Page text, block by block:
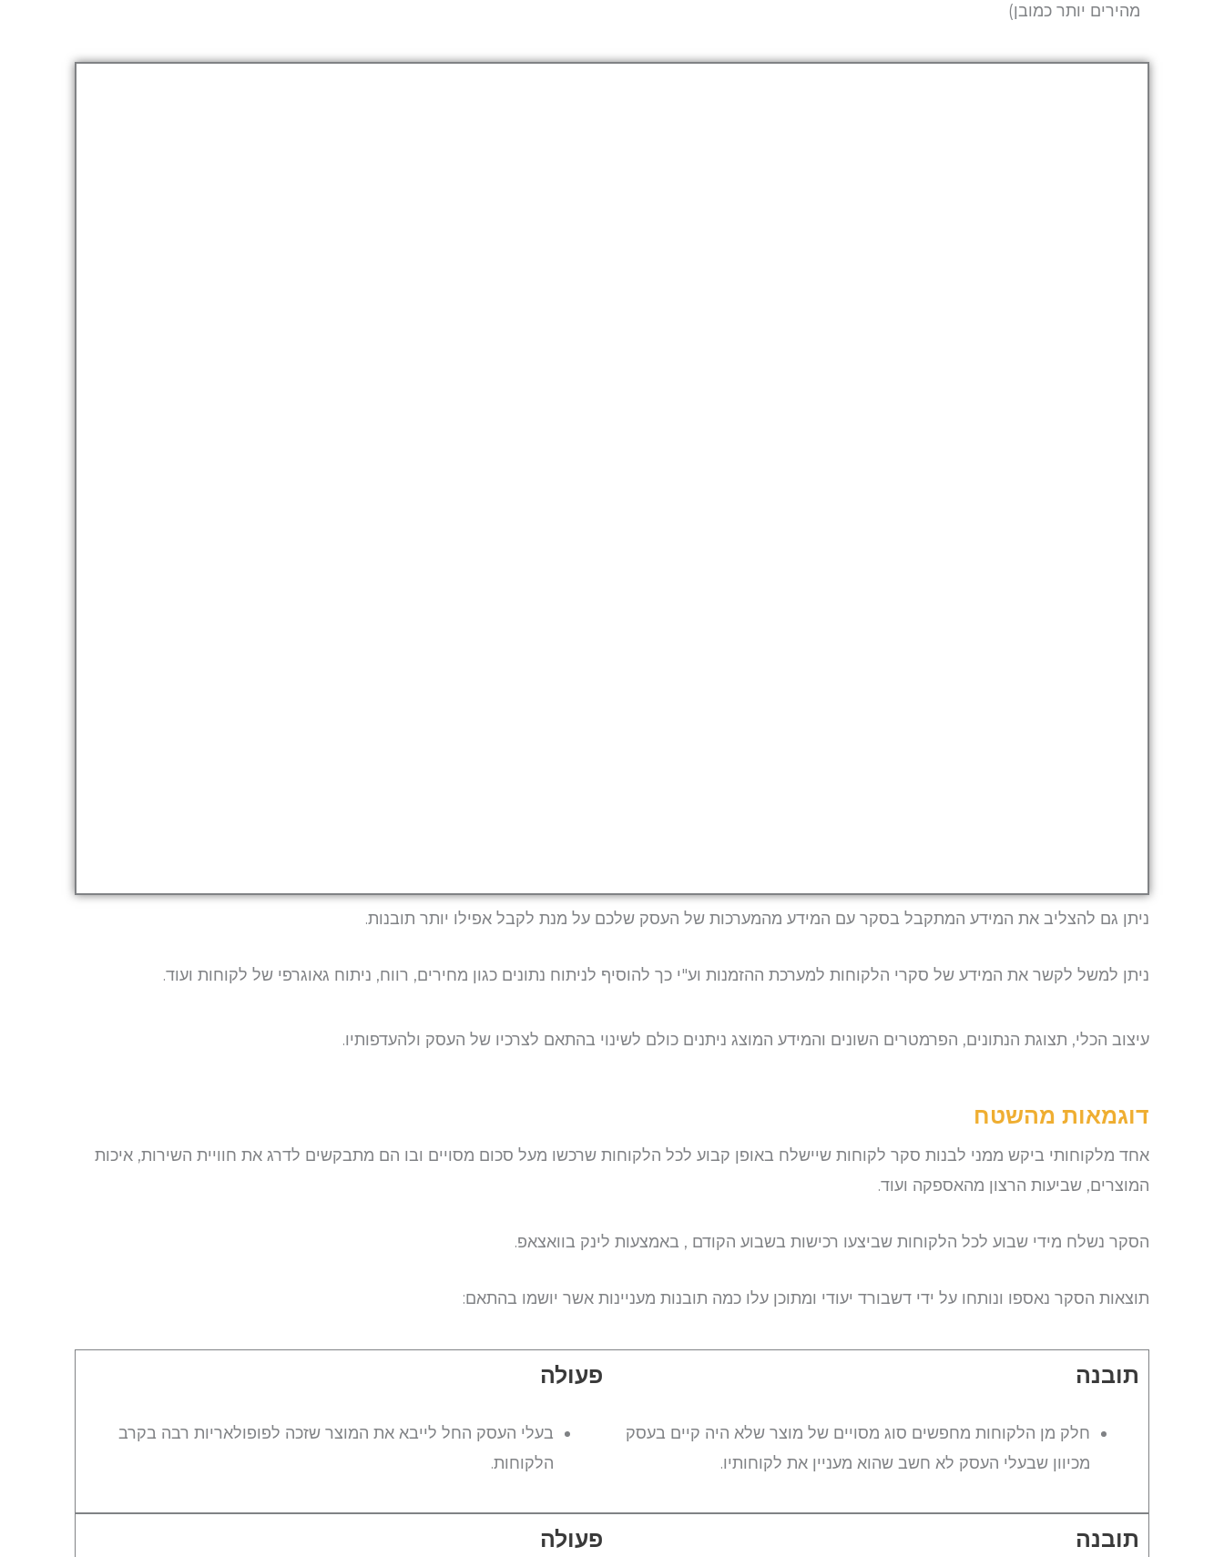
מהירים יותר כמובן)
ניתן גם להצליב את המידע המתקבל בסקר עם המידע מהמערכות של העסק שלכם על מנת לקבל אפילו יותר תובנות.
ניתן למשל לקשר את המידע של סקרי הלקוחות למערכת ההזמנות וע"י כך להוסיף לניתוח נתונים כגון מחירים, רווח, ניתוח גאוגרפי של לקוחות ועוד.
עיצוב הכלי, תצוגת הנתונים, הפרמטרים השונים והמידע המוצג ניתנים כולם לשינוי בהתאם לצרכיו של העסק ולהעדפותיו.
דוגמאות מהשטח
אחד מלקוחותי ביקש ממני לבנות סקר לקוחות שיישלח באופן קבוע לכל הלקוחות שרכשו מעל סכום מסויים ובו הם מתבקשים לדרג את חוויית השירות, איכות
המוצרים, שביעות הרצון מהאספקה ועוד.
הסקר נשלח מידי שבוע לכל הלקוחות שביצעו רכישות בשבוע הקודם , באמצעות לינק בוואצאפ.
תוצאות הסקר נאספו ונותחו על ידי דשבורד יעודי ומתוכן עלו כמה תובנות מעניינות אשר יושמו בהתאם:
תובנה
חלק מן הלקוחות מחפשים סוג מסויים של מוצר שלא היה קיים בעסק
מכיוון שבעלי העסק לא חשב שהוא מעניין את לקוחותיו.
פעולה
בעלי העסק החל לייבא את המוצר שזכה לפופולאריות רבה בקרב
הלקוחות.
תובנה פעולה